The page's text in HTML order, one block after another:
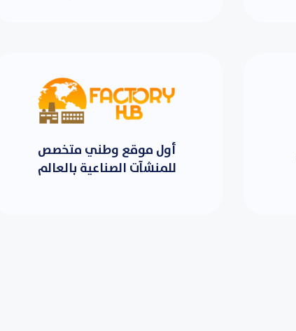
أول موقع وطني متخصص
للمنشآت الصناعية بالعالم